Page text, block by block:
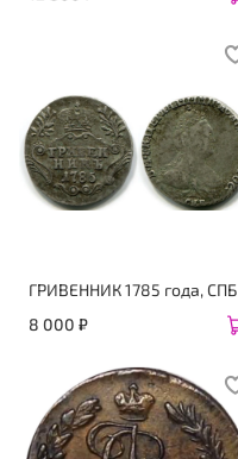
ГРИВЕННИК 1785 года, СПБ
8 000 ₽